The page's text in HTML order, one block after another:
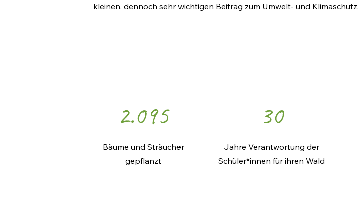
kleinen, dennoch sehr wichtigen Beitrag zum Umwelt- und Klimaschutz.
2.095
Bäume und Sträucher
gepflanzt
30
Jahre Verantwortung der
Schüler*innen für ihren Wald